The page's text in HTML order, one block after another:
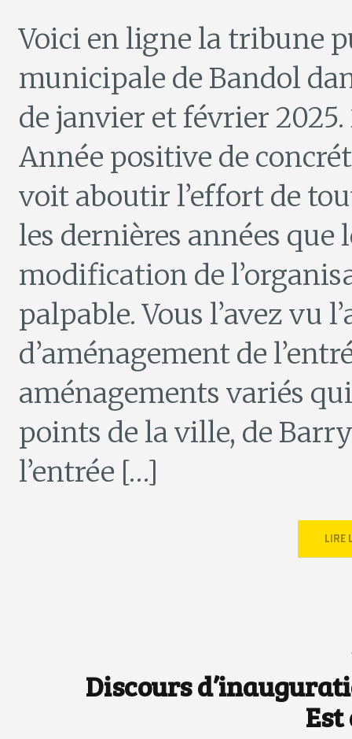
Voici en ligne la tribune
municipale de Bandol
de janvier et février
Année positive de
voit aboutir l’effort de
les dernières années
modification de
palpable. Vous l’avez vu
d’aménagement de
aménagements variés
points de la ville, de
l’entrée […]
LIRE
Discours